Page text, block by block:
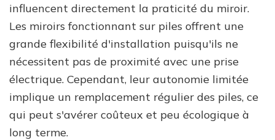
influencent directement la praticité du miroir.
Les miroirs fonctionnant sur piles offrent une
grande flexibilité d'installation puisqu'ils ne
nécessitent pas de proximité avec une prise
électrique. Cependant, leur autonomie limitée
implique un remplacement régulier des piles, ce
qui peut s'avérer coûteux et peu écologique à
long terme.